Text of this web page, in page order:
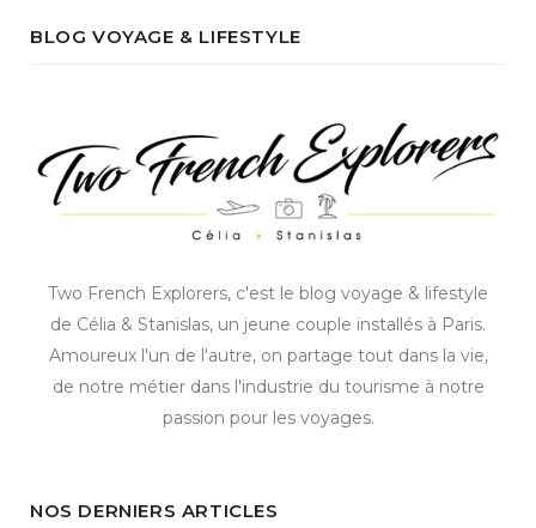
BLOG VOYAGE & LIFESTYLE
Two French Explorers, c'est le blog voyage & lifestyle
de Célia & Stanislas, un jeune couple installés à Paris.
Amoureux l'un de l'autre, on partage tout dans la vie,
de notre métier dans l'industrie du tourisme à notre
passion pour les voyages.
NOS DERNIERS ARTICLES